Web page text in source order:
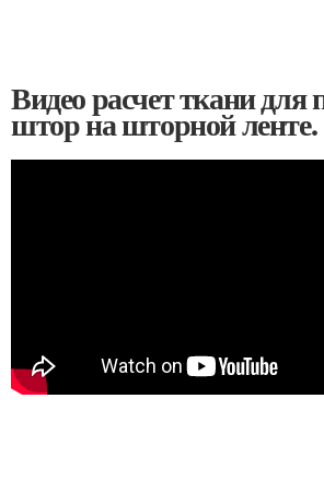
Видео расчет ткани
штор на шторной ленте.